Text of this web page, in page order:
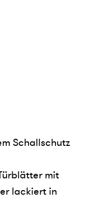
Schallschutz
mit
lackiert in